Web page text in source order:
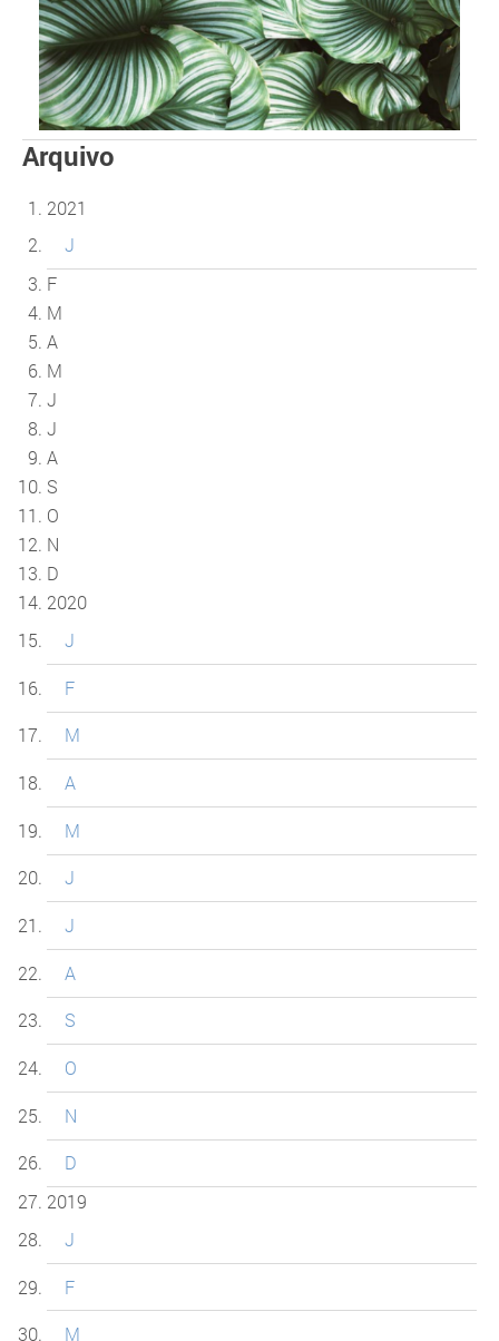
Arquivo
2021
J
F
M
A
M
J
J
A
S
O
N
D
2020
J
F
M
A
M
J
J
A
S
O
N
D
2019
J
F
M